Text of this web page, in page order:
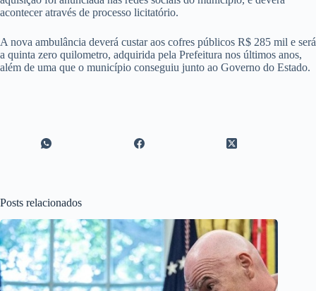
acontecer através de processo licitatório.
A nova ambulância deverá custar aos cofres públicos R$ 285 mil e será
a quinta zero quilometro, adquirida pela Prefeitura nos últimos anos,
além de uma que o município conseguiu junto ao Governo do Estado.
Posts relacionados